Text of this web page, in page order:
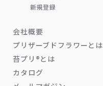
新規登録
会社概要
プリザーブドフラワーとは
苔プリ®とは
カタログ